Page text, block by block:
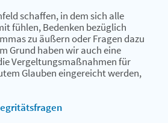
schaffen, in dem sich alle
fühlen, Bedenken bezüglich
zu äußern oder Fragen dazu
Grund haben wir auch eine
Vergeltungsmaßnahmen für
Glauben eingereicht werden,